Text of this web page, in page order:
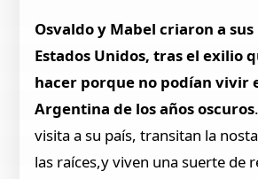
Osvaldo y Mabel criaron a sus
Estados Unidos, tras el exilio
hacer porque no podían vivir
Argentina de los años oscuros
visita a su país, transitan la
las raíces,y viven una suerte de